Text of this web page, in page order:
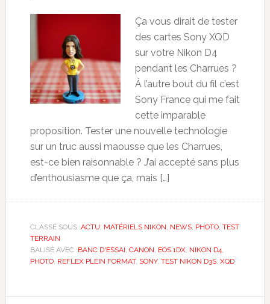
Ça vous dirait de tester
des cartes Sony XQD
sur votre Nikon D4
pendant les Charrues ?
À l’autre bout du fil c’est
Sony France qui me fait
cette imparable
proposition. Tester une nouvelle technologie
sur un truc aussi maousse que les Charrues,
est-ce bien raisonnable ? J’ai accepté sans plus
d’enthousiasme que ça, mais […]
CLASSÉ SOUS :ACTU MATÉRIELS NIKON NEWS, PHOTO, TEST
TERRAIN
BALISÉ AVEC :BANC D'ESSAI CANON EOS 1DX, NIKON D4
PHOTO, REFLEX PLEIN FORMAT, SONY, TEST NIKON D3S, XQD